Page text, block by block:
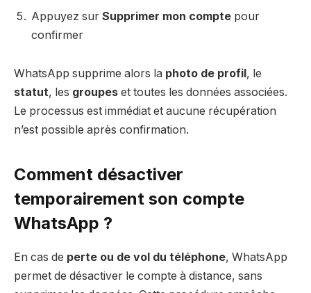
Appuyez sur Supprimer mon compte pour
confirmer
WhatsApp supprime alors la photo de profil , le
statut, les groupes et toutes les données associées.
Le processus est immédiat et aucune récupération
n’est possible après confirmation.
Comment désactiver
temporairement son compte
WhatsApp ?
En cas de perte ou de vol du téléphone, WhatsApp
permet de désactiver le compte à distance, sans